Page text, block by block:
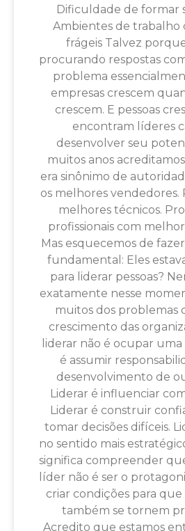
Dificuldade de formar
Ambientes de trabalho
frágeis Talvez
procurando respostas
problema
empresas crescem
crescem. E pessoas
encontram líderes
desenvolver seu
muitos anos
era sinônimo de
os melhores vendedores.
melhores técnicos.
profissionais com
Mas esquecemos de
fundamental: Eles
para liderar pessoas?
exatamente nesse
muitos dos problemas
crescimento das
liderar não é ocupar uma
é assumir
desenvolvimento de
Liderar é influenciar
Liderar é construir
tomar decisões difíceis.
no sentido mais
significa compreender
líder não é ser o
criar condições para que
também se tornem
Acredito que estamos